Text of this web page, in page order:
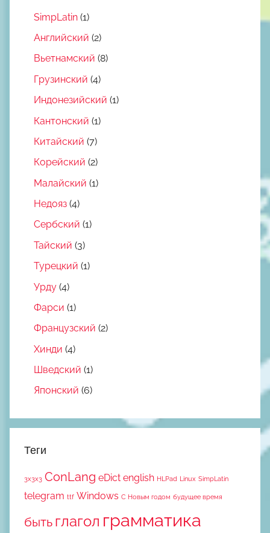
SimpLatin (1)
Английский (2)
Вьетнамский (8)
Грузинский (4)
Индонезийский (1)
Кантонский (1)
Китайский (7)
Корейский (2)
Малайский (1)
Недояз (4)
Сербский (1)
Тайский (3)
Турецкий (1)
Урду (4)
Фарси (1)
Французский (2)
Хинди (4)
Шведский (1)
Японский (6)
Теги
3x3x3 ConLang eDict english HLPad Linux SimpLatin
telegram ttf Windows С Новым годом будущее время
быть глагол грамматика